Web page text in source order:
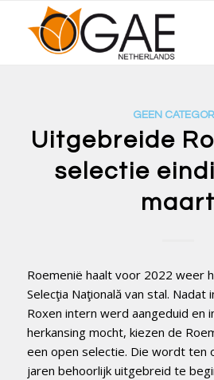
GEEN
Uitgebreide
selectie
maart
Roemenië haalt voor 2022 weer
Selecţia Naţională van stal. Nadat
Roxen intern werd aangeduid en
herkansing mocht, kiezen de
een open selectie. Die wordt ten
jaren behoorlijk uitgebreid te